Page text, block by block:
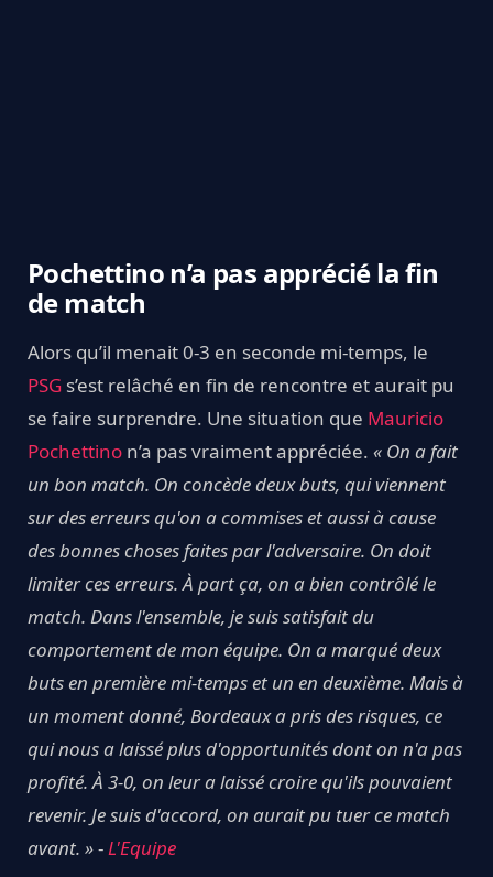
Pochettino n’a pas apprécié la fin
de match
Alors qu’il menait 0-3 en seconde mi-temps, le
PSG s’est relâché en fin de rencontre et aurait pu
se faire surprendre. Une situation que Mauricio
Pochettino n’a pas vraiment appréciée. « On a fait
un bon match. On concède deux buts, qui viennent
sur des erreurs qu'on a commises et aussi à cause
des bonnes choses faites par l'adversaire. On doit
limiter ces erreurs. À part ça, on a bien contrôlé le
match. Dans l'ensemble, je suis satisfait du
comportement de mon équipe. On a marqué deux
buts en première mi-temps et un en deuxième. Mais à
un moment donné, Bordeaux a pris des risques, ce
qui nous a laissé plus d'opportunités dont on n'a pas
profité. À 3-0, on leur a laissé croire qu'ils pouvaient
revenir. Je suis d'accord, on aurait pu tuer ce match
avant. »-L'Equipe